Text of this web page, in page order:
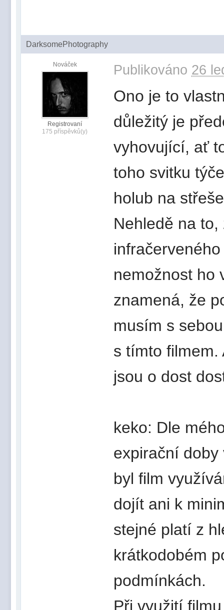
DarksomePhotography
Nováček
Registrovaní
175 příspěvků(y)
Publikováno 26
Ono je to
důležitý je
vyhovující, ať
toho svitku
holub na
Nehledě na
nemožnost ho
znamená, že
musím s
s tímto filmem.
jsou o dost
keko: Dle
expirační
byl film
dojít ani k
stejné platí z
krátkodobém
podmínkách.
Při využití